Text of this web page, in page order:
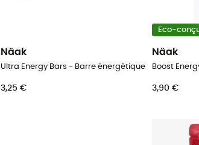
Näak
Ultra Energy Bars - Barre énergétique
3,25 €
Eco-
Näak
Boost
3,90 €